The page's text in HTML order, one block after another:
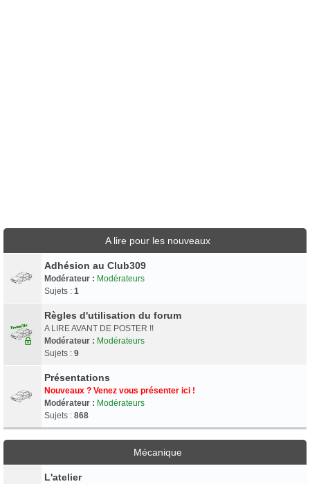
A lire pour les nouveaux
Adhésion au Club309
Modérateur : Modérateurs
Sujets : 1
Règles d'utilisation du forum
A LIRE AVANT DE POSTER !!
Modérateur : Modérateurs
Sujets : 9
Présentations
Nouveaux ? Venez vous présenter ici !
Modérateur : Modérateurs
Sujets : 868
Mécanique
L'atelier